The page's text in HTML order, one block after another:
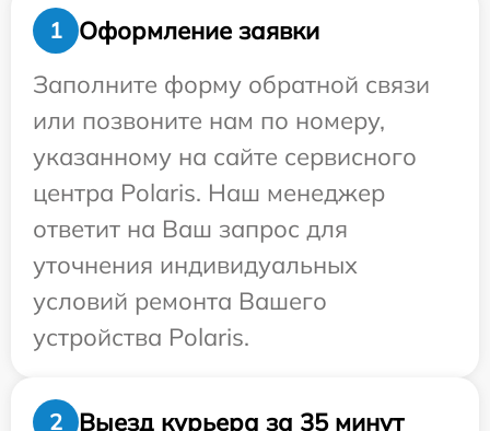
1
Оформление заявки
Заполните форму обратной связи
или позвоните нам по номеру,
указанному на сайте сервисного
центра Polaris. Наш менеджер
ответит на Ваш запрос для
уточнения индивидуальных
условий ремонта Вашего
устройства Polaris.
2
Выезд курьера за 35 минут